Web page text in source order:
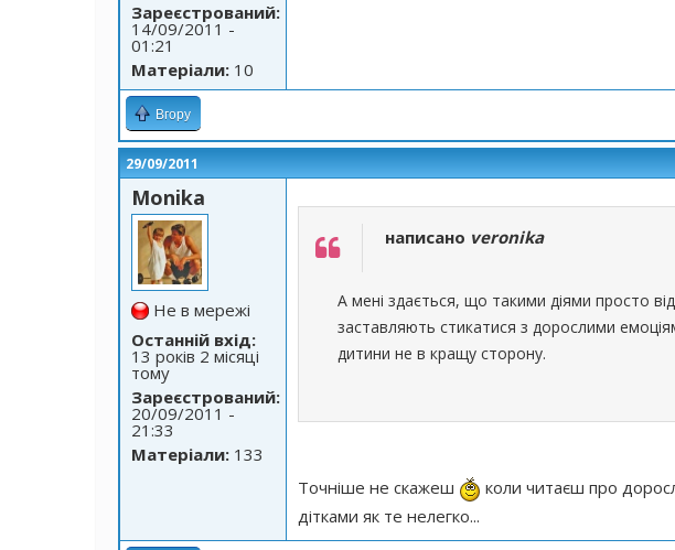
Зареєстрований:
14/09/2011 -
01:21
Матеріали: 10
Вгору
29/09/2011
Monika
Не в мережі
Останній вхід:
13 років 2 місяці
тому
Зареєстрований:
20/09/2011 -
21:33
Матеріали: 133
написано veronika
А мені здається, що такими діями просто
заставляють стикатися з дорослими
дитини не в кращу сторону.
Точніше не скажеш
коли читаєш про
дітками як те нелегко...